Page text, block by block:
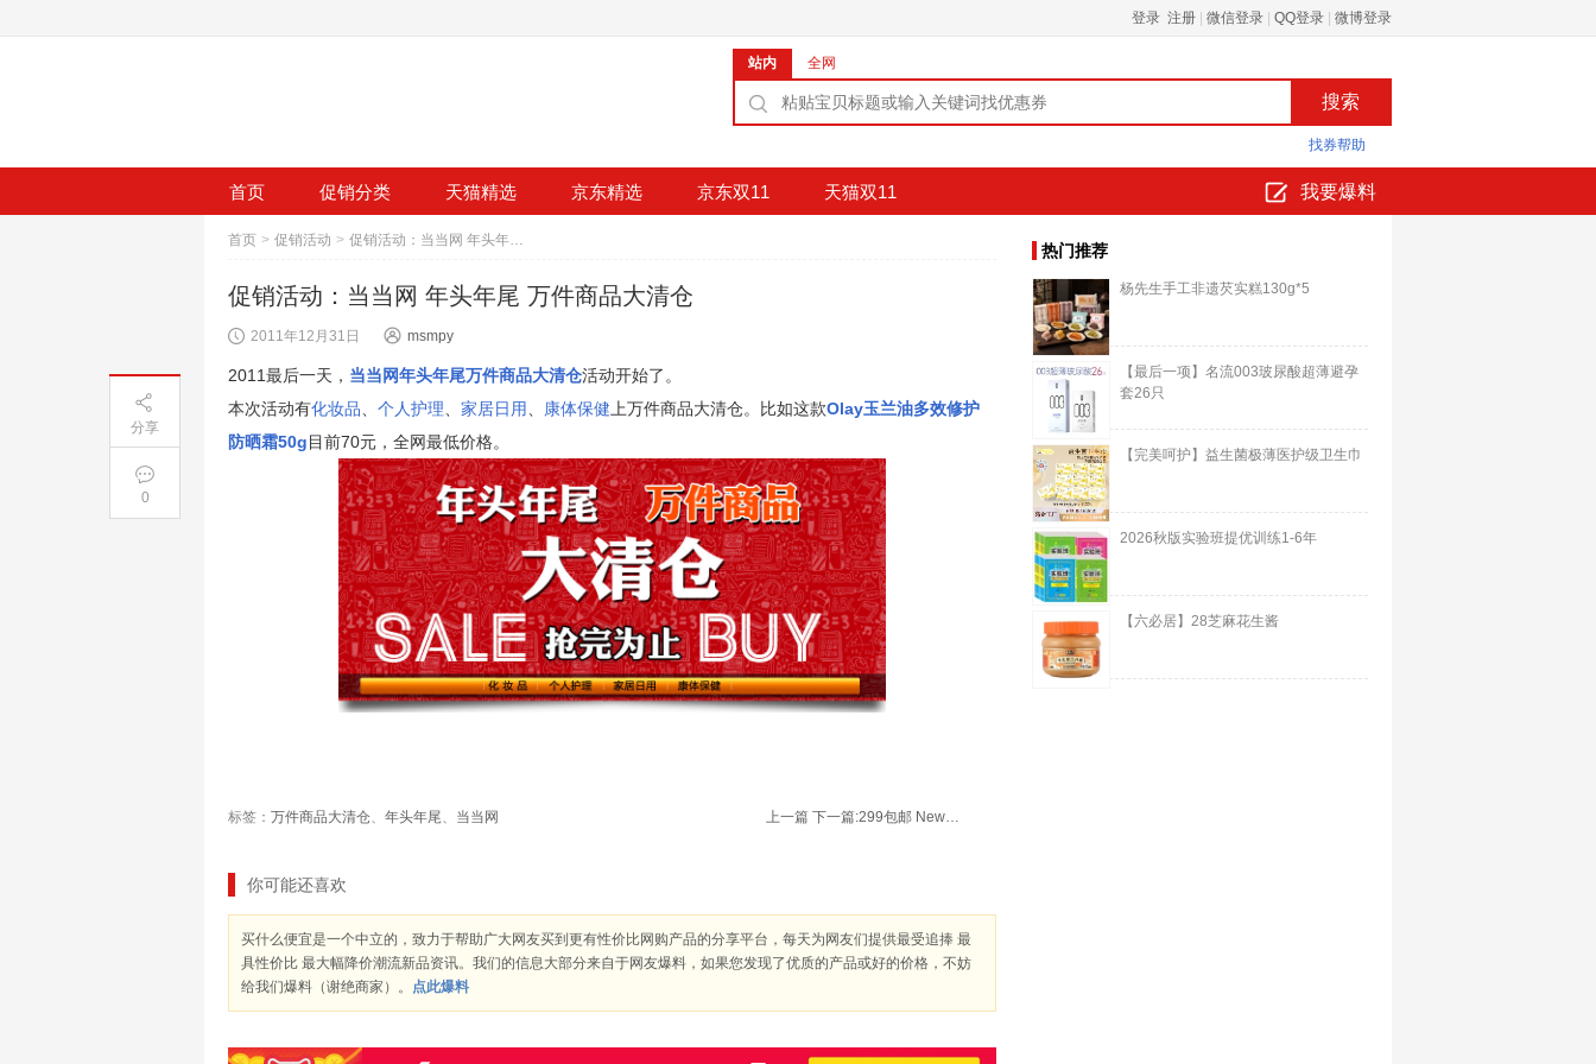
登录 注册 微信登录 QQ登录 微博登录
站内 全网
找券帮助
首页 促销分类 天猫精选 京东精选 京东双11 天猫双11 我要爆料
首页 > 促销活动 > 促销活动：当当网 年头年尾 万件商品大清仓
促销活动：当当网 年头年尾 万件商品大清仓
2011年12月31日 msmpy
2011最后一天， 当当网年头年尾万件商品大清仓活动开始了。
本次活动有化妆品 个人护理 家居日用 康体保健 上万件商品大清仓。比如这款Olay玉兰油多效修护
防晒霜50g目前70元，全网最低价格。
标签： 万件商品大清仓、 年头年尾、 当当网 上一篇 下一篇: 299包邮 NewBalance 新百伦 男式羽绒服 MOJ03050001
你可能还喜欢
买什么便宜是一个中立的，致力于帮助广大网友买到更有性价比网购产品的分享平台，每天为网友们提供最受追捧 最
具性价比 最大幅降价潮流新品资讯。我们的信息大部分来自于网友爆料，如果您发现了优质的产品或好的价格，不妨
给我们爆料（谢绝商家）。 点此爆料
热门推荐
杨先生手工非遗芡实糕130g*5
【最后一项】名流003玻尿酸超薄避孕
套26只
【完美呵护】益生菌极薄医护级卫生巾
2026秋版实验班提优训练1-6年
【六必居】28芝麻花生酱
分享
0